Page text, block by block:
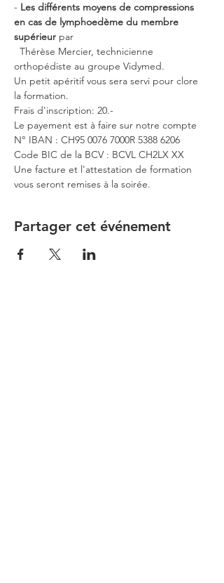
- Les différents moyens de compressions
en cas de lymphoedème du membre
supérieur par
Thérèse Mercier, technicienne
orthopédiste au groupe Vidymed.
Un petit apéritif vous sera servi pour clore
la formation.
Frais d'inscription: 20.-
Le payement est à faire sur notre compte
N° IBAN : CH95 0076 7000R 5388 6206
Code BIC de la BCV : BCVL CH2LX XX
Une facture et l'attestation de formation
vous seront remises à la soirée.
Partager cet événement